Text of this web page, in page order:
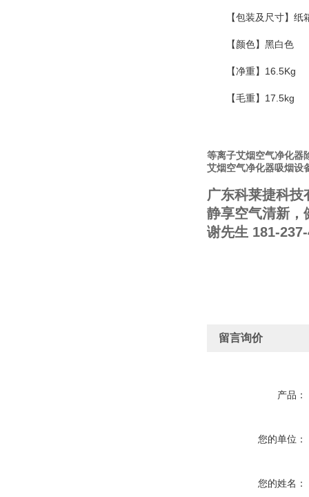
【包装及尺寸】纸
【颜色】黑白色
【净重】16.5Kg
【毛重】17.5kg
等离子艾烟空气净化器
艾烟空气净化器吸烟设
广东科莱捷科技
静享空气清新，
谢先生 181-
留言询价
产品：
您的单位：
您的姓名：